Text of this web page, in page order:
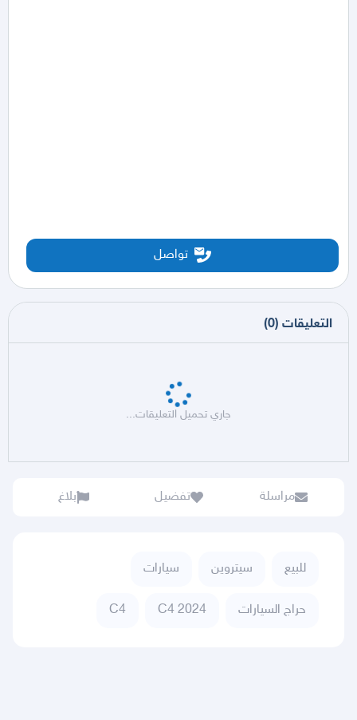
تواصل
التعليقات (
0
)
جاري تحميل التعليقات...
مراسلة تفضيل بلاغ
للبيع سيتروين سيارات
حراج السيارات C4 2024
C4